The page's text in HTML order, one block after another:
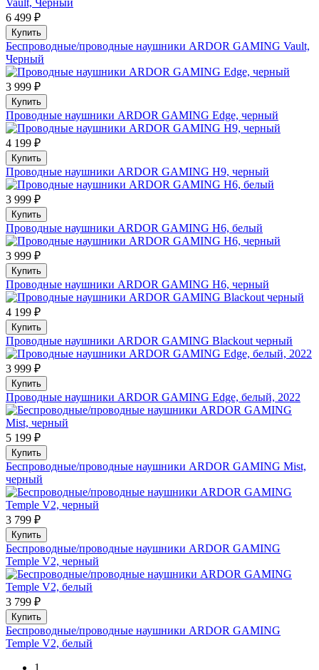
6 499 ₽
Купить
Беспроводные/проводные наушники ARDOR GAMING Vault,
Черный
3 999 ₽
Купить
Проводные наушники ARDOR GAMING Edge, черный
4 199 ₽
Купить
Проводные наушники ARDOR GAMING H9, черный
3 999 ₽
Купить
Проводные наушники ARDOR GAMING H6, белый
3 999 ₽
Купить
Проводные наушники ARDOR GAMING H6, черный
4 199 ₽
Купить
Проводные наушники ARDOR GAMING Blackout черный
3 999 ₽
Купить
Проводные наушники ARDOR GAMING Edge, белый, 2022
5 199 ₽
Купить
Беспроводные/проводные наушники ARDOR GAMING Mist,
черный
3 799 ₽
Купить
Беспроводные/проводные наушники ARDOR GAMING
Temple V2, черный
3 799 ₽
Купить
Беспроводные/проводные наушники ARDOR GAMING
Temple V2, белый
1